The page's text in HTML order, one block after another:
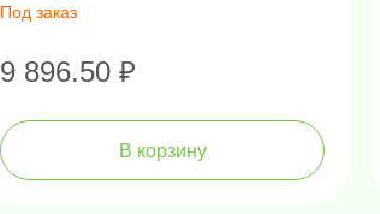
Под заказ
9 896.50 ₽
В корзину